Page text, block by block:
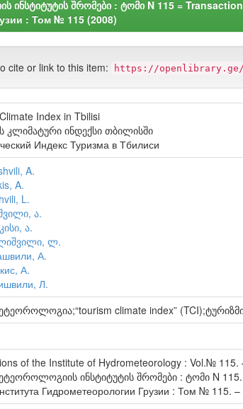
ინსტიტუტის შრომები : ტომი N 115 =
: Том № 115 (2008)
cite or link to this item: https://openlibrary.ge/
Index in Tbilisi
კლიმატური ინდექსი თბილისში
Индекс Туризма в Тбилиси
A.
A.
L.
ა.
ა.
ლ.
А.
А.
Л.
climate index”
of the Institute of Hydrometeorology : Vol.№ 115.
ინსტიტუტის შრომები : ტომი N 115.
Гидрометеорологии Грузии : Том № 115.